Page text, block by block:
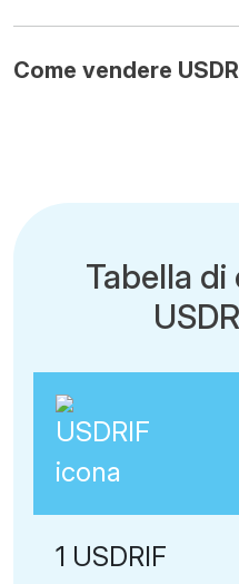
Come vendere
Tabella di
1 USDRIF